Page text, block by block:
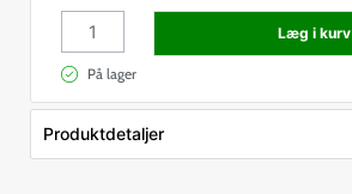
m/lygte
antal
Læg i kurv
På lager
Produktdetaljer